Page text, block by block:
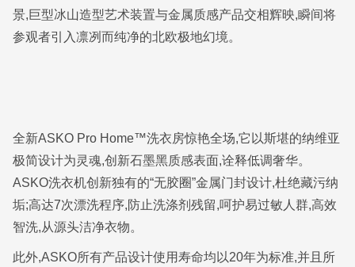
景,巨型冰山造型艺术装置与金属质感产品交相辉映,瞬间将
参观者引入凛冽而纯净的北欧极地幻境。
全新ASKO Pro Home™洗衣房惊艳全场,它以斯堪的纳维亚
极简设计为灵魂,创新石墨黑质感表面,诠释低调奢华。
ASKO洗衣机创新独有的“无胶圈”金属门封设计,杜绝藏污纳
垢;高达7次漂洗程序,防止洗涤剂残留,呵护易过敏人群,高效
智洗,从源头洁净衣物。
此外,ASKO所有产品设计使用寿命均以20年为标准,并且所